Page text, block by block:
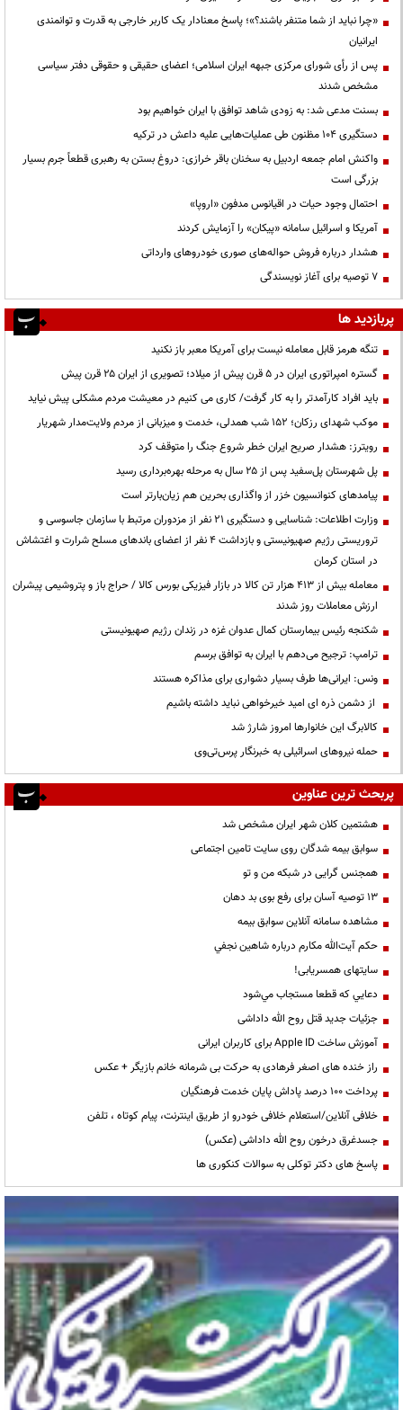
«چرا نباید از شما متنفر باشند؟»؛ پاسخ معنادار یک کاربر خارجی به قدرت و توانمندی
ایرانیان
پس از رأی شورای مرکزی جبهه ایران اسلامی؛ اعضای حقیقی و حقوقی دفتر سیاسی
مشخص شدند
بسنت مدعی شد: به زودی شاهد توافق با ایران خواهیم بود
دستگیری ۱۰۴ مظنون طی عملیات‌هایی علیه داعش در ترکیه
واکنش امام جمعه اردبیل به سخنان باقر خرازی: دروغ بستن به رهبری قطعاً جرم بسیار
بزرگی است
احتمال وجود حیات در اقیانوس مدفون «اروپا»
آمریکا و اسرائیل سامانه «پیکان» را آزمایش کردند
هشدار درباره فروش حواله‌های صوری خودروهای وارداتی
۷ توصیه برای آغاز نویسندگی
پربازدید ها
تنگه هرمز قابل معامله نیست برای آمریکا معبر باز نکنید
گستره امپراتوری ایران در ۵ قرن پیش از میلاد؛ تصویری از ایران ۲۵ قرن پیش
باید افراد کارآمدتر را به کار گرفت/ کاری می کنیم در معیشت مردم مشکلی پیش نیاید
موکب شهدای رزکان؛ ۱۵۲ شب همدلی، خدمت و میزبانی از مردم ولایت‌مدار شهریار
رویترز: هشدار صریح ایران خطر شروع جنگ را متوقف کرد
پل شهرستان پل‌سفید پس از ۲۵ سال به مرحله بهره‌برداری رسید
پیامدهای کنوانسیون خزر از واگذاری بحرین هم زیان‌بارتر است
وزارت اطلاعات: شناسایی و دستگیری ۲۱ نفر از مزدوران مرتبط با سازمان جاسوسی و
تروریستی رژیم صهیونیستی و بازداشت ۴ نفر از اعضای باندهای مسلح شرارت و اغتشاش
در استان کرمان
معامله بیش از ۴۱۳ هزار تن کالا در بازار فیزیکی بورس کالا / حراج باز و پتروشیمی پیشران
ارزش معاملات روز شدند
شکنجه رئیس بیمارستان کمال عدوان غزه در زندان رژیم صهیونیستی
ترامپ: ترجیح می‌دهم با ایران به توافق برسم
ونس: ایرانی‌ها طرف بسیار دشواری برای مذاکره هستند
از دشمن ذره ای امید خیرخواهی نباید داشته باشیم
کالابرگ این خانوارها امروز شارژ شد
حمله نیروهای اسرائیلی به خبرنگار پرس‌تی‌وی
پربحث ترین عناوین
هشتمین کلان شهر ایران مشخص شد
سوابق بیمه شدگان روی سایت تامین اجتماعی
همجنس گرایی در شبکه من و تو
13 توصیه آسان برای رفع بوی بد دهان
مشاهده سامانه آنلاين سوابق بیمه
حكم آيت‌الله مكارم درباره شاهين نجفي
سایتهای همسریابی!
دعايي كه قطعا مستجاب مي‌شود
جزئیات جدید قتل روح الله داداشی
آموزش ساخت Apple ID برای کاربران ایرانی
راز خنده های اصغر فرهادی به حرکت بی شرمانه خانم بازیگر + عکس
پرداخت ۱۰۰ درصد پاداش پایان خدمت فرهنگیان
خلافی آنلاین/استعلام خلافی خودرو از طریق اینترنت، پیام کوتاه ، تلفن
جسدغرق درخون روح الله داداشی (عکس)
پاسخ های دکتر توکلی به سوالات کنکوری ها